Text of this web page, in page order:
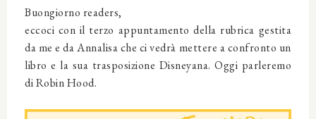
Buongiorno readers,
eccoci con il terzo appuntamento della rubrica gestita
da me e da Annalisa che ci vedrà mettere a confronto un
libro e la sua trasposizione Disneyana. Oggi parleremo
di Robin Hood.